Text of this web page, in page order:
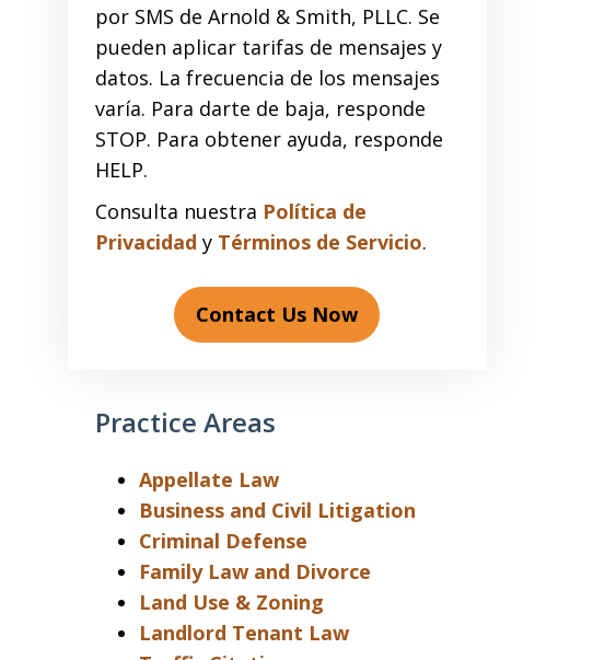
por SMS de Arnold & Smith, PLLC. Se
pueden aplicar tarifas de mensajes y
datos. La frecuencia de los mensajes
varía. Para darte de baja, responde
STOP. Para obtener ayuda, responde
HELP.
Consulta nuestra Política de
Privacidad y Términos de Servicio.
Contact Us Now
Practice Areas
Appellate Law
Business and Civil Litigation
Criminal Defense
Family Law and Divorce
Land Use & Zoning
Landlord Tenant Law